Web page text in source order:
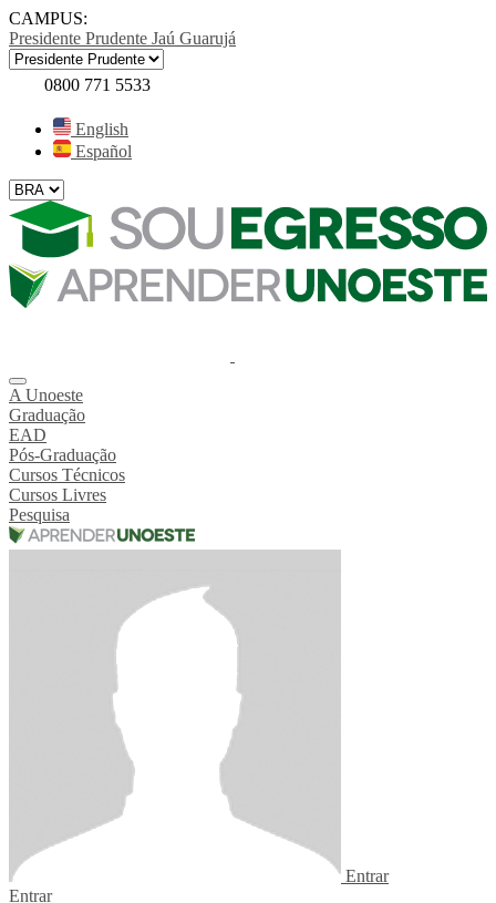
CAMPUS:
Presidente Prudente Jaú Guarujá
0800 771 5533
English
Español
A Unoeste
Graduação
EAD
Pós-Graduação
Cursos Técnicos
Cursos Livres
Pesquisa
Entrar
Entrar